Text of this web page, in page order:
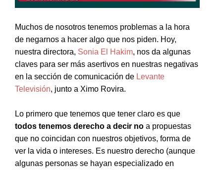
Muchos de nosotros tenemos problemas a la hora
de negarnos a hacer algo que nos piden. Hoy,
nuestra directora, Sonia El Hakim, nos da algunas
claves para ser más asertivos en nuestras negativas
en la sección de comunicación de Levante
Televisión, junto a Ximo Rovira.
Lo primero que tenemos que tener claro es que
todos tenemos derecho a decir no a propuestas
que no coincidan con nuestros objetivos, forma de
ver la vida o intereses. Es nuestro derecho (aunque
algunas personas se hayan especializado en